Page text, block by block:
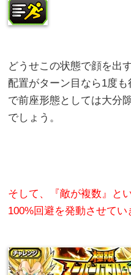
どうせこの状態で顔を出
配置がターン目なら1度
で前座形態としては大分
でしょう。
そして、『敵が複数』と
100%回避を発動させてい